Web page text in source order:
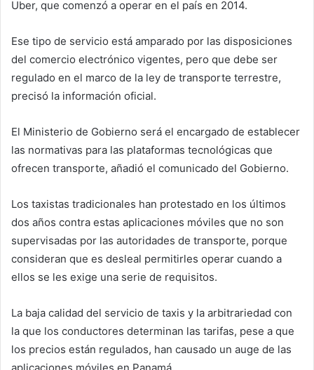
Uber, que comenzó a operar en el país en 2014.
Ese tipo de servicio está amparado por las disposiciones
del comercio electrónico vigentes, pero que debe ser
regulado en el marco de la ley de transporte terrestre,
precisó la información oficial.
El Ministerio de Gobierno será el encargado de establecer
las normativas para las plataformas tecnológicas que
ofrecen transporte, añadió el comunicado del Gobierno.
Los taxistas tradicionales han protestado en los últimos
dos años contra estas aplicaciones móviles que no son
supervisadas por las autoridades de transporte, porque
consideran que es desleal permitirles operar cuando a
ellos se les exige una serie de requisitos.
La baja calidad del servicio de taxis y la arbitrariedad con
la que los conductores determinan las tarifas, pese a que
los precios están regulados, han causado un auge de las